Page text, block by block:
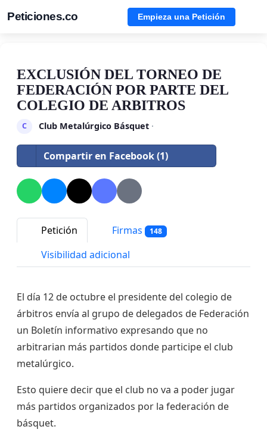
Peticiones.co Empieza una Petición
EXCLUSIÓN DEL TORNEO DE
FEDERACIÓN POR PARTE DEL
COLEGIO DE ARBITROS
C Club Metalúrgico Básquet·
Compartir en Facebook (1)
Petición Firmas 148
Visibilidad adicional
El día 12 de octubre el presidente del colegio de
árbitros envía al grupo de delegados de Federación
un Boletín informativo expresando que no
arbitrarian más partidos donde participe el club
metalúrgico.
Esto quiere decir que el club no va a poder jugar
más partidos organizados por la federación de
básquet.